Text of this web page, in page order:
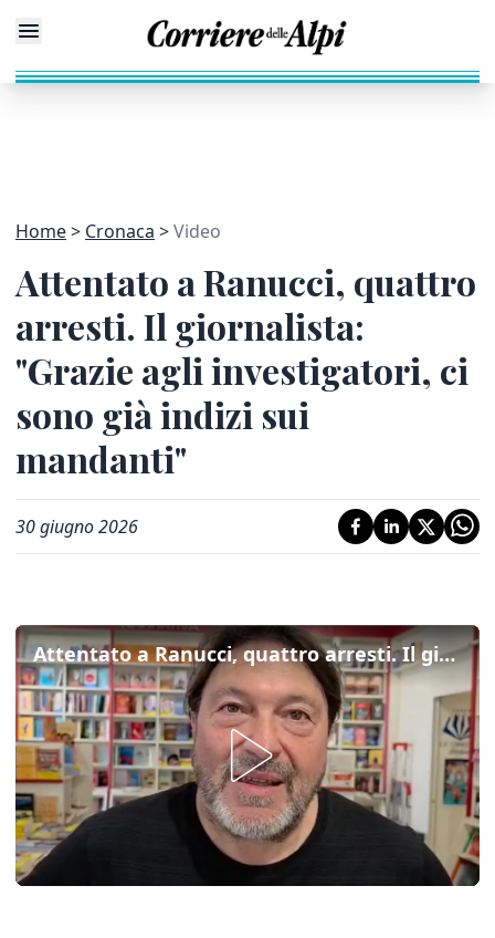
Home Cronaca Video
Attentato a Ranucci, quattro
arresti. Il giornalista:
"Grazie agli investigatori, ci
sono già indizi sui
mandanti"
30 giugno 2026
Attentato a Ranucci, quattro arresti. Il giornalista: "Grazie agli investigatori, ci sono già indizi sui mandanti"